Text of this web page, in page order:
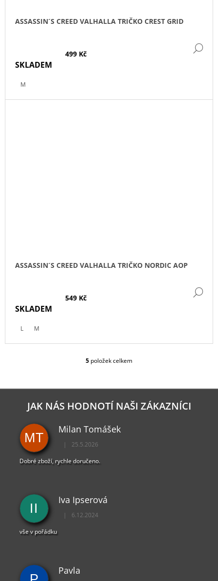
ASSASSIN´S CREED VALHALLA TRIČKO CREST GRID
499 Kč
SKLADEM
M
ASSASSIN´S CREED VALHALLA TRIČKO NORDIC AOP
549 Kč
SKLADEM
L M
O
Á
D
A
Í
5 položek celkem
JAK NÁS HODNOTÍ NAŠI ZÁKAZNÍCI
MT
Milan Tomášek
Hodnocení obchodu je 5 z 5 hvězdiček.
| 25.5.2026
Dobré zboží, rychle doručeno.
II
Iva Ipserová
Hodnocení obchodu je 5 z 5 hvězdiček.
| 6.12.2024
vše v pořádku
Pavla